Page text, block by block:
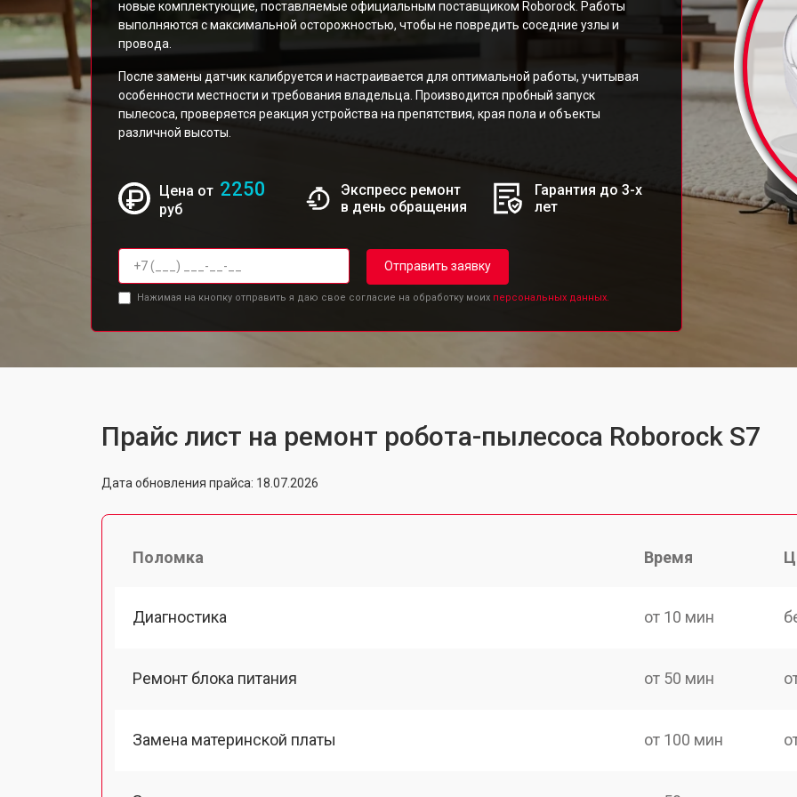
новые комплектующие, поставляемые официальным поставщиком Roborock. Работы
выполняются с максимальной осторожностью, чтобы не повредить соседние узлы и
провода.
После замены датчик калибруется и настраивается для оптимальной работы, учитывая
особенности местности и требования владельца. Производится пробный запуск
пылесоса, проверяется реакция устройства на препятствия, края пола и объекты
различной высоты.
Цена от 2250
руб
Экспресс ремонт
в день обращения
Гарантия до 3-х
лет
Отправить заявку
Нажимая на кнопку отправить я даю свое согласие на обработку моих персональных данных.
Прайс лист на ремонт робота-пылесоса Roborock S7
Дата обновления прайса: 18.07.2026
Поломка Время
Диагностика от 10 мин
Ремонт блока питания от 50 мин
Замена материнской платы от 100 мин